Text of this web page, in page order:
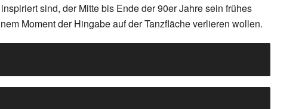
sind, der Mitte bis Ende der 90er Jahre sein frühes
Moment der Hingabe auf der Tanzfläche verlieren wollen.